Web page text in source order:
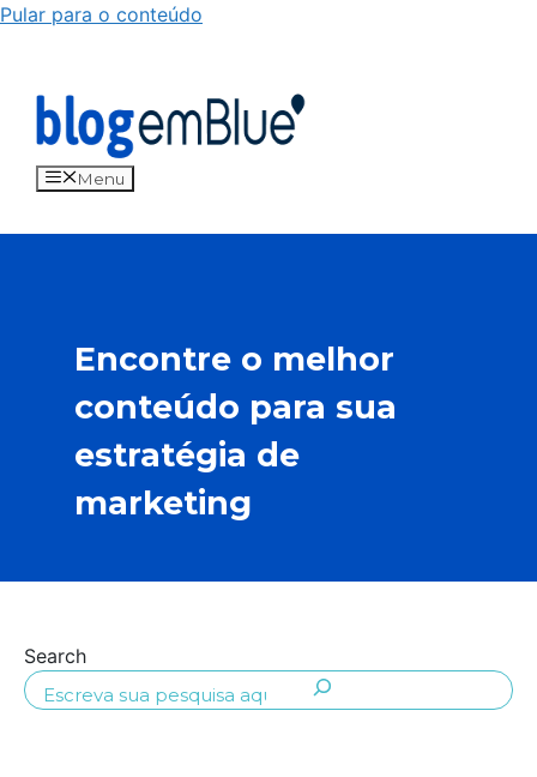
Pular para o conteúdo
Menu
Encontre o melhor
conteúdo para sua
estratégia de
marketing
Search